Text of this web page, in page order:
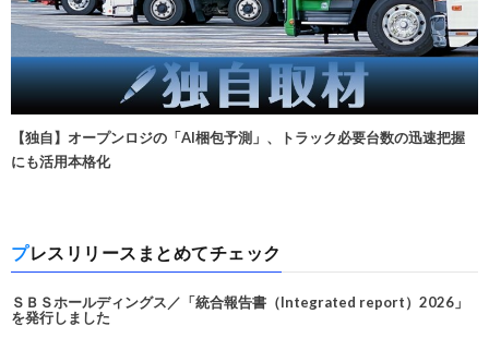
【独自】オープンロジの「AI梱包予測」、トラック必要台数の迅速把握
にも活用本格化
プレスリリースまとめてチェック
ＳＢＳホールディングス／「統合報告書（Integrated report）2026」
を発行しました